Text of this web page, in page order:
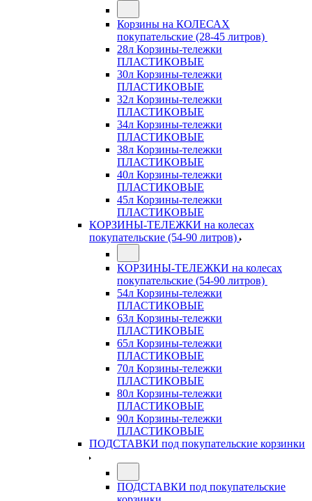
Корзины на КОЛЕСАХ
покупательские (28-45 литров)
28л Корзины-тележки
ПЛАСТИКОВЫЕ
30л Корзины-тележки
ПЛАСТИКОВЫЕ
32л Корзины-тележки
ПЛАСТИКОВЫЕ
34л Корзины-тележки
ПЛАСТИКОВЫЕ
38л Корзины-тележки
ПЛАСТИКОВЫЕ
40л Корзины-тележки
ПЛАСТИКОВЫЕ
45л Корзины-тележки
ПЛАСТИКОВЫЕ
КОРЗИНЫ-ТЕЛЕЖКИ на колесах
покупательские (54-90 литров)
КОРЗИНЫ-ТЕЛЕЖКИ на колесах
покупательские (54-90 литров)
54л Корзины-тележки
ПЛАСТИКОВЫЕ
63л Корзины-тележки
ПЛАСТИКОВЫЕ
65л Корзины-тележки
ПЛАСТИКОВЫЕ
70л Корзины-тележки
ПЛАСТИКОВЫЕ
80л Корзины-тележки
ПЛАСТИКОВЫЕ
90л Корзины-тележки
ПЛАСТИКОВЫЕ
ПОДСТАВКИ под покупательские корзинки
ПОДСТАВКИ под покупательские